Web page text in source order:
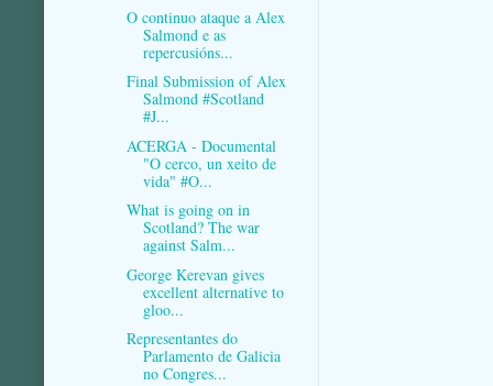
O continuo ataque a Alex
Salmond e as
repercusións...
Final Submission of Alex
Salmond #Scotland
#J...
ACERGA - Documental
"O cerco, un xeito de
vida" #O...
What is going on in
Scotland? The war
against Salm...
George Kerevan gives
excellent alternative to
gloo...
Representantes do
Parlamento de Galicia
no Congres...